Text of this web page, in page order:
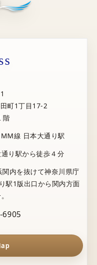
町1丁目17-2
階
線 日本大通り駅
り駅から徒歩４分
関内を抜けて神奈川県庁
駅1版出口から関内方面
6905